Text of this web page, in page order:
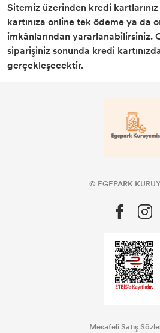
Sitemiz üzerinden kredi
kartınıza online tek ödeme ya da
imkânlarından yararlanabilirsiniz.
siparişiniz sonunda kredi
gerçekleşecektir.
© EGEPARK
Mesafeli Satış